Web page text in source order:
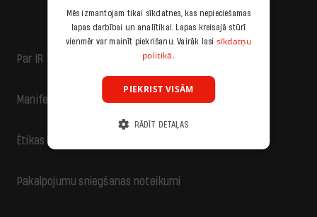
Par IR
Manifests
Ētikas kodekss
Pakalpojumu sniegšanas noteikumi
Mēs izmantojam tikai sīkdatnes, kas nepieciešamas
lapas darbībai un analītikai. Lapas kreisajā stūrī
vienmēr var mainīt piekrišanu. Vairāk lasi sīkdatņu
politikā.
PIEKRIST VISĀM
RĀDĪT DETAĻAS